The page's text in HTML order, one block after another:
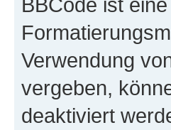
Verwendung
vergeben,
deaktiviert